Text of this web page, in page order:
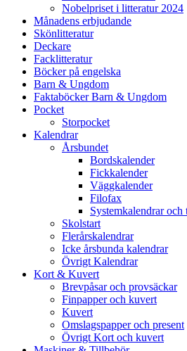
Nobelpriset i litteratur 2024
Månadens erbjudande
Skönlitteratur
Deckare
Facklitteratur
Böcker på engelska
Barn & Ungdom
Faktaböcker Barn & Ungdom
Pocket
Storpocket
Kalendrar
Årsbundet
Bordskalender
Fickkalender
Väggkalender
Filofax
Systemkalendrar
Skolstart
Flerårskalendrar
Icke årsbunda kalendrar
Övrigt Kalendrar
Kort & Kuvert
Brevpåsar och provsäckar
Finpapper och kuvert
Kuvert
Omslagspapper och present
Övrigt Kort och kuvert